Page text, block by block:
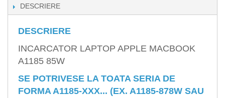
DESCRIERE
DESCRIERE
INCARCATOR LAPTOP APPLE MACBOOK
A1185 85W
SE POTRIVESE LA TOATA SERIA DE
FORMA A1185-XXX... (EX. A1185-878W SAU